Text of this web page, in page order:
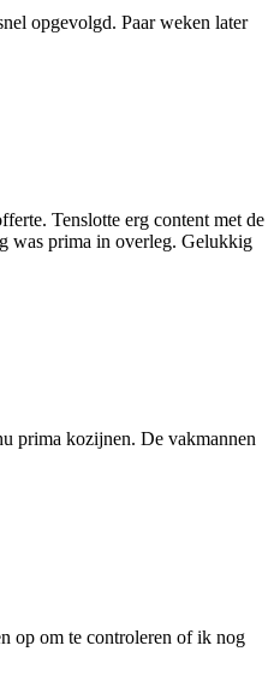
opgevolgd. Paar weken later
Tenslotte erg content met de
was prima in overleg. Gelukkig
prima kozijnen. De vakmannen
op om te controleren of ik nog